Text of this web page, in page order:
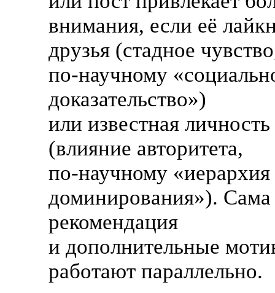
внимания, если её
друзья (стадное
по-научному
доказательство»)
или известная личность
(влияние авторитета,
по-научному «иерархия
доминирования»). Сама
рекомендация
и дополнительные
работают параллельно.